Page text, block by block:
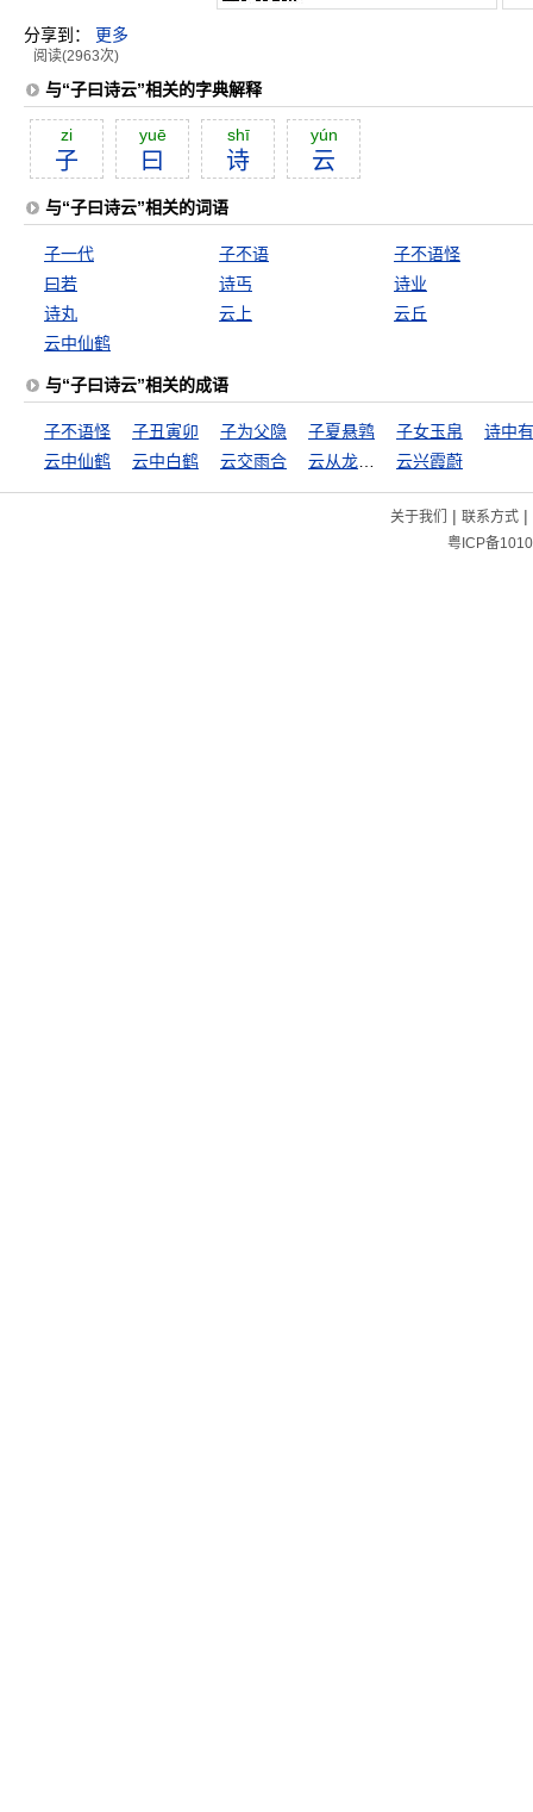
分享到： 更多
阅读(2963次)
与“子曰诗云”相关的字典解释
zi
子
yuē
曰
shī
诗
yún
云
与“子曰诗云”相关的词语
子一代 子不语
子不语怪
曰若
诗丐
诗业
诗丸
云上
云丘
云中仙鹤
与“子曰诗云”相关的成语
子不语怪 子丑寅卯 子为父隐 子夏悬鹑 子女玉帛
诗中
云中仙鹤
云中白鹤 云交雨合 云兴霞蔚
关于我们 | 联系方式|
粤ICP备